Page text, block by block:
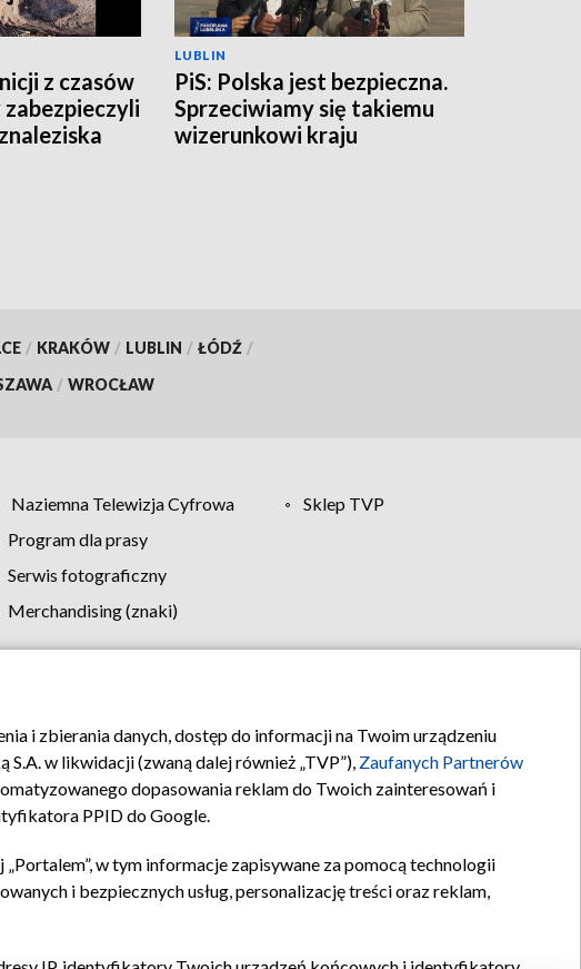
z czasów
LUBLIN
PiS: Polska jest bezpieczna.
Sprzeciwiamy się takiemu
wizerunkowi kraju
/ KRAKÓW / LUBLIN / ŁÓDŹ /
/ WROCŁAW
Naziemna Telewizja Cyfrowa
Sklep TVP
Program dla prasy
Serwis fotograficzny
Merchandising (znaki)
Biuro reklamy Kontakt
i zbierania danych, dostęp do informacji na Twoim urządzeniu
w likwidacji (zwaną dalej również „TVP”), Zaufanych Partnerów
dopasowania reklam do Twoich zainteresowań i
PPID do Google.
„Portalem”, w tym informacje zapisywane za pomocą technologii
i bezpiecznych usług, personalizację treści oraz reklam,